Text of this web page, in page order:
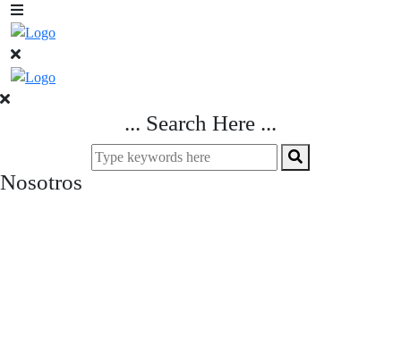
... Search Here ...
Nosotros